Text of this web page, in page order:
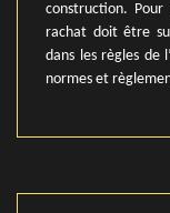
construction.
rachat doit être
dans les règles de
normes et